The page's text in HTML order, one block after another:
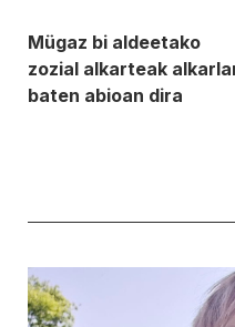
Mügaz bi aldeetako
zozial alkarteak
baten abioan dira